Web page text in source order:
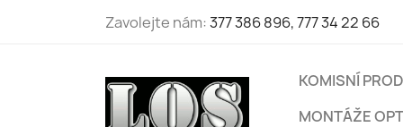
Zavolejte nám:377 386 896, 777 34 22 66
KOMISNÍ
MONTÁŽE